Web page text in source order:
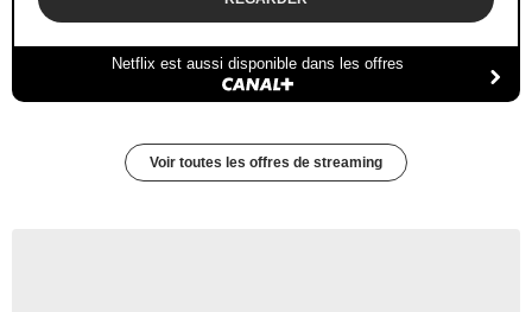
Netflix est aussi disponible dans les offres
Voir toutes les offres de streaming